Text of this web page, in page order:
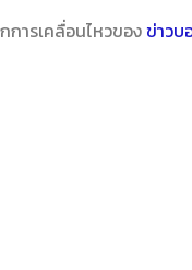
ารเคลื่อนไหวของ ข่าวบ